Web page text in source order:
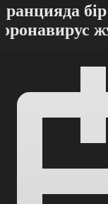
бір